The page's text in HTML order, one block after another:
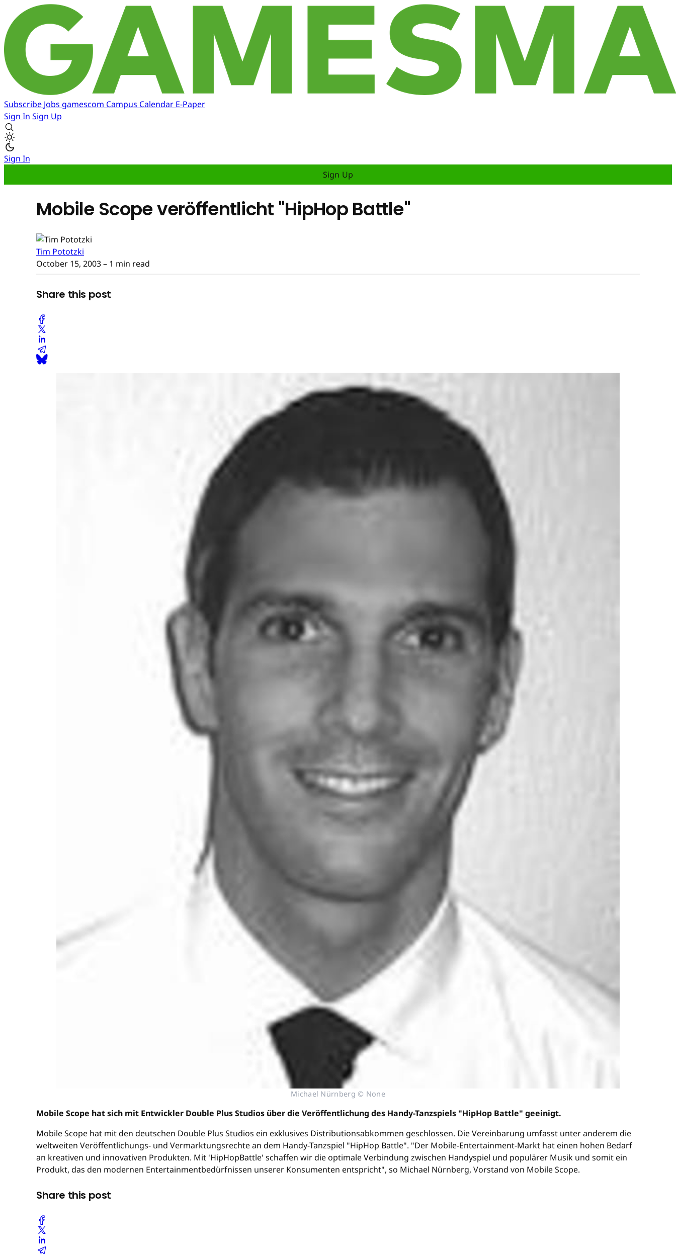
Subscribe Jobs gamescom Campus Calendar E-Paper
Sign In Sign Up
Sign In
Sign Up
Mobile Scope veröffentlicht "HipHop Battle"
Tim Pototzki
October 15, 2003– 1 min read
Share this post
Michael Nürnberg © None
Mobile Scope hat sich mit Entwickler Double Plus Studios über die Veröffentlichung des Handy-Tanzspiels "HipHop Battle" geeinigt.
Mobile Scope hat mit den deutschen Double Plus Studios ein exklusives Distributionsabkommen geschlossen. Die Vereinbarung umfasst unter anderem die
weltweiten Veröffentlichungs- und Vermarktungsrechte an dem Handy-Tanzspiel "HipHop Battle". "Der Mobile-Entertainment-Markt hat einen hohen Bedarf
an kreativen und innovativen Produkten. Mit 'HipHopBattle' schaffen wir die optimale Verbindung zwischen Handyspiel und populärer Musik und somit ein
Produkt, das den modernen Entertainmentbedürfnissen unserer Konsumenten entspricht", so Michael Nürnberg, Vorstand von Mobile Scope.
Share this post